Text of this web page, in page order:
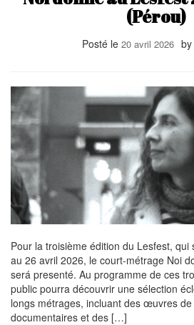
(Pérou)
Posté le 20 avril 2026 by
Pour la troisième édition du Lesfest,
au 26 avril 2026, le court-métrage Noi
será presenté. Au programme de ces
public pourra découvrir une sélection
longs métrages, incluant des œuvres
documentaires et des […]